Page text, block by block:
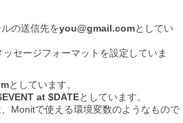
の送信先をyou@gmail.comとしてい
セージフォーマットを設定していま
としています。
at $DATEとしています。
Monitで使える環境変数のようなもので